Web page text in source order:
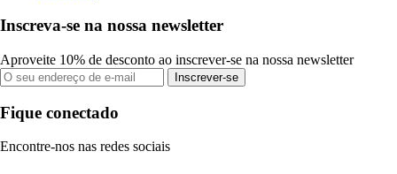
Inscreva-se na nossa newsletter
Aproveite 10% de desconto ao inscrever-se na nossa newsletter
Inscrever-se
Fique conectado
Encontre-nos nas redes sociais